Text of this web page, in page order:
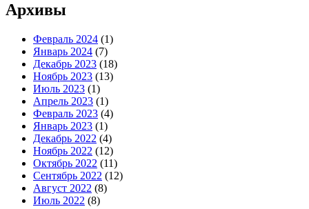
Архивы
Февраль 2024 (1)
Январь 2024 (7)
Декабрь 2023 (18)
Ноябрь 2023 (13)
Июль 2023 (1)
Апрель 2023 (1)
Февраль 2023 (4)
Январь 2023 (1)
Декабрь 2022 (4)
Ноябрь 2022 (12)
Октябрь 2022 (11)
Сентябрь 2022 (12)
Август 2022 (8)
Июль 2022 (8)